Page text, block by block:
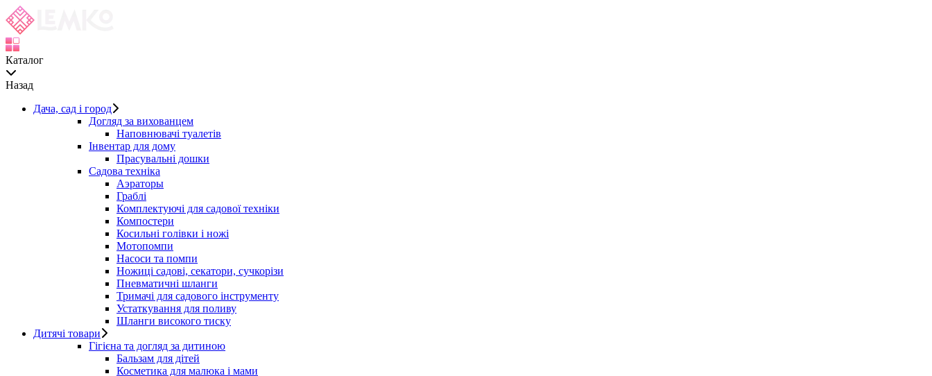
Каталог
Назад
Дача, сад і город
Догляд за вихованцем
Наповнювачі туалетів
Інвентар для дому
Прасувальні дошки
Садова техніка
Аэраторы
Граблі
Комплектуючі для садової техніки
Компостери
Косильні голівки і ножі
Мотопомпи
Насоси та помпи
Ножиці садові, секатори, сучкорізи
Пневматичні шланги
Тримачі для садового інструменту
Устаткування для поливу
Шланги високого тиску
Дитячі товари
Гігієна та догляд за дитиною
Бальзам для дітей
Косметика для малюка і мами